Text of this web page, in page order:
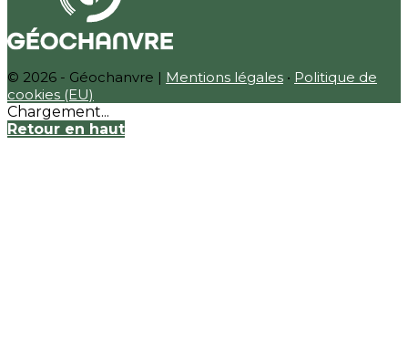
© 2026 - Géochanvre | Mentions légales • Politique de
cookies (EU)
Chargement...
Retour en haut